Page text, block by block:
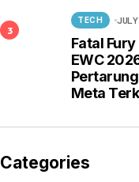
Fatal
EWC
Meta
TECH
Categories